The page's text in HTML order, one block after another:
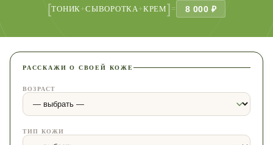
[ТОНИК +СЫВОРОТКА +КРЕМ] = 8 000 ₽
РАССКАЖИ О СВОЕЙ КОЖЕ
ВОЗРАСТ
ТИП КОЖИ